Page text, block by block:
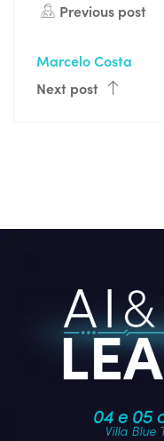
Previous post
Marcelo Costa
Next post
04 e 05
Villa Blue